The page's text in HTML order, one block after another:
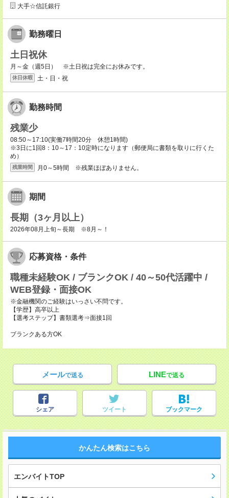
大手☆信託銀行
勤務曜日
土日祝休
月～金（週5日） ※土日祝は完全にお休みです。
休日休暇 土・日・祝
勤務時間
残業少
08:50～17:10(実働7時間20分 休憩1時間)
※3日に1回8：10～17：10定時になります（郵便局に書類を取りに行くた
め）
残業時間 月0～5時間 ※残業ほぼありません。
期間
長期（3ヶ月以上）
2026年08月上旬～長期 ※8月～！
応募資格・条件
職種未経験OK / ブランクOK / 40～50代活躍中 /
WEB登録・面接OK
※金融機関のご経験はいっさい不問です。
【学歴】高卒以上
【選考ステップ】書類選考⇒面接1回
ブランクある方OK
メールで送る LINEで送る
シェア ツイート ブックマーク
かんたん検索はこちら
エンバイトTOP